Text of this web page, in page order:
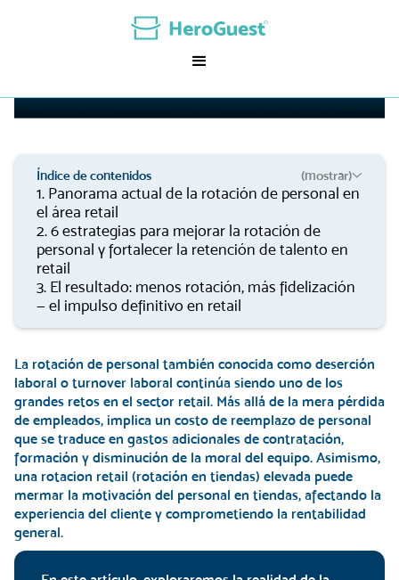
¿Cómo reducir la rotación de
personal en el sector retail?
Índice de contenidos (mostrar)
1. Panorama actual de la rotación de personal en
el área retail
2. 6 estrategias para mejorar la rotación de
personal y fortalecer la retención de talento en
retail
3. El resultado: menos rotación, más fidelización
— el impulso definitivo en retail
La rotación de personal también conocida como deserción
laboral o turnover laboral continúa siendo uno de los
grandes retos en el sector retail. Más allá de la mera pérdida
de empleados, implica un costo de reemplazo de personal
que se traduce en gastos adicionales de contratación,
formación y disminución de la moral del equipo. Asimismo,
una rotacion retail (rotación en tiendas) elevada puede
mermar la motivación del personal en tiendas, afectando la
experiencia del cliente y comprometiendo la rentabilidad
general.